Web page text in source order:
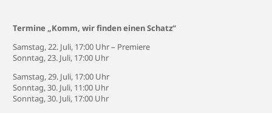
Termine „Komm, wir finden einen Schatz“
Samstag, 22. Juli, 17:00 Uhr – Premiere
Sonntag, 23. Juli, 17:00 Uhr
Samstag, 29. Juli, 17:00 Uhr
Sonntag, 30. Juli, 11:00 Uhr
Sonntag, 30. Juli, 17:00 Uhr